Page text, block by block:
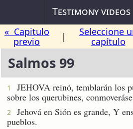
Testimony videos
« Capitulo
previo
|
Seleccione
capítulo
Salmos 99
1
JEHOVA reinó, temblarán los
sobre los querubines,
2
Jehová en Sión es grande, Y
pueblos.